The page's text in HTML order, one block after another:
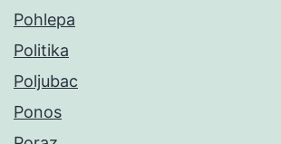
Pohlepa
Politika
Poljubac
Ponos